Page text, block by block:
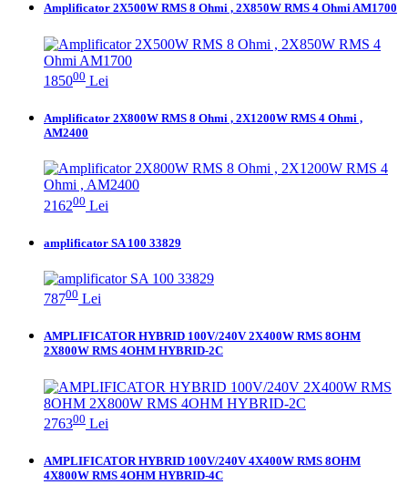
Amplificator 2X500W RMS 8 Ohmi , 2X850W RMS 4 Ohmi AM1700
185000 Lei
Amplificator 2X800W RMS 8 Ohmi , 2X1200W RMS 4 Ohmi ,
AM2400
216200 Lei
amplificator SA 100 33829
78700 Lei
AMPLIFICATOR HYBRID 100V/240V 2X400W RMS 8OHM
2X800W RMS 4OHM HYBRID-2C
276300 Lei
AMPLIFICATOR HYBRID 100V/240V 4X400W RMS 8OHM
4X800W RMS 4OHM HYBRID-4C